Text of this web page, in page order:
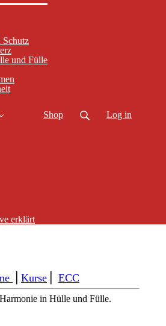
Schutz
und Fülle(current)
erklärt
Shop Log in
Kurse ECC
in Hülle und Fülle.